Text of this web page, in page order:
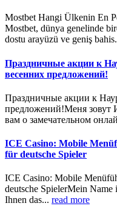
Mostbet Hangi Ülkenin En
Mostbet, dünya genelinde
dostu arayüzü ve geniş
Праздничные акции к
весенних предложений!
Праздничные акции к
предложений!Меня зовут
вам о замечательном
ICE Casino: Mobile
für deutsche Spieler
ICE Casino: Mobile
deutsche SpielerMein
Ihnen das... read more